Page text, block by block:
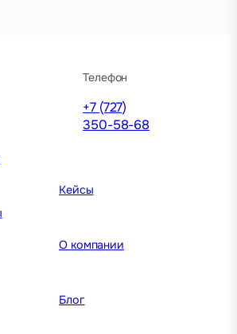
Телефон
+7 (727)
350-58-68
Кейсы
О компании
Блог